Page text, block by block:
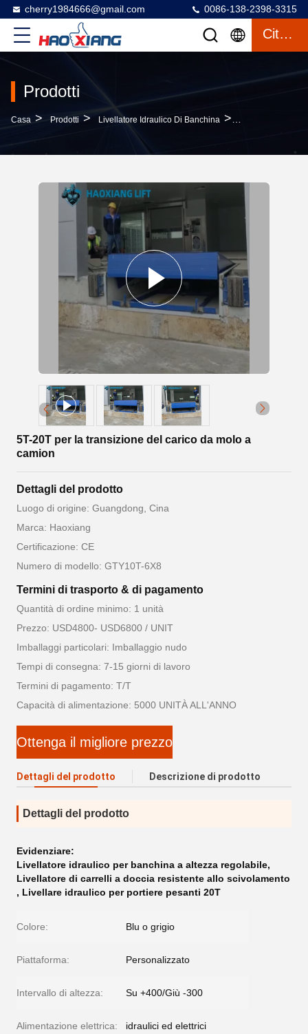
cherry1984666@gmail.com 0086-138-2398-3315
Citazione
Prodotti
Casa > Prodotti > Livellatore Idraulico Di Banchina >
5T-20T per la transizione del carico da molo a
camion
Dettagli del prodotto
Luogo di origine: Guangdong, Cina
Marca: Haoxiang
Certificazione: CE
Numero di modello: GTY10T-6X8
Termini di trasporto & di pagamento
Quantità di ordine minimo: 1 unità
Prezzo: USD4800- USD6800 / UNIT
Imballaggi particolari: Imballaggio nudo
Tempi di consegna: 7-15 giorni di lavoro
Termini di pagamento: T/T
Capacità di alimentazione: 5000 UNITÀ ALL'ANNO
Ottenga il migliore prezzo
Dettagli del prodotto Descrizione di prodotto
Dettagli del prodotto
Evidenziare:
Livellatore idraulico per banchina a altezza regolabile,
Livellatore di carrelli a doccia resistente allo scivolamento
, Livellare idraulico per portiere pesanti 20T
Colore: Blu o grigio
Piattaforma: Personalizzato
Intervallo di altezza: Su +400/Giù -300
Alimentazione elettrica: idraulici ed elettrici